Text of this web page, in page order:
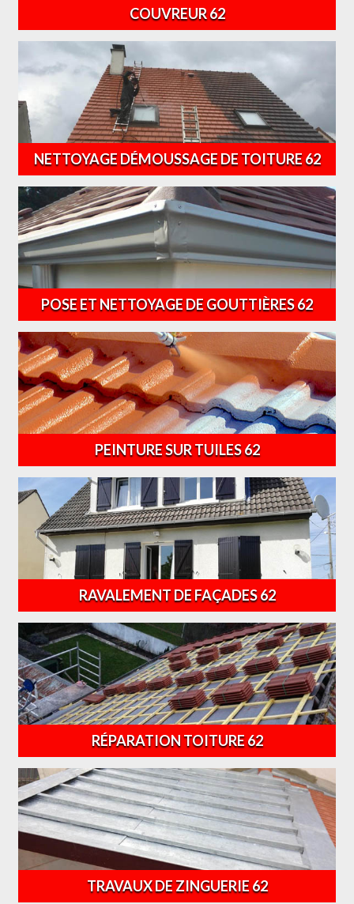
COUVREUR 62
NETTOYAGE DÉMOUSSAGE DE TOITURE 62
POSE ET NETTOYAGE DE GOUTTIÈRES 62
PEINTURE SUR TUILES 62
RAVALEMENT DE FAÇADES 62
RÉPARATION TOITURE 62
TRAVAUX DE ZINGUERIE 62